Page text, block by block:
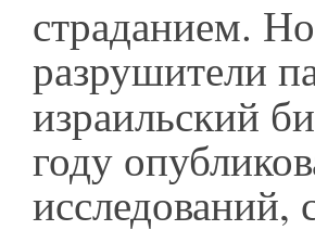
страданием.
разрушители
израильский
году
исследований,